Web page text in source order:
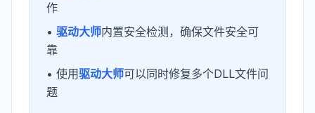
作
• 驱动大师内置安全检测，确保文件安全可
靠
• 使用驱动大师可以同时修复多个DLL文件问
题